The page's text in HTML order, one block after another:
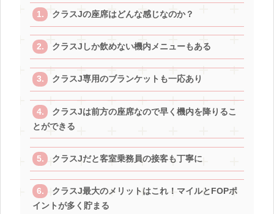
クラスJの座席はどんな感じなのか？
クラスJしか飲めない機内メニューもある
クラスJ専用のブランケットも一応あり
クラスJは前方の座席なので早く機内を降りるこ
とができる
クラスJだと客室乗務員の接客も丁寧に
クラスJ最大のメリットはこれ！マイルとFOPポ
イントが多く貯まる